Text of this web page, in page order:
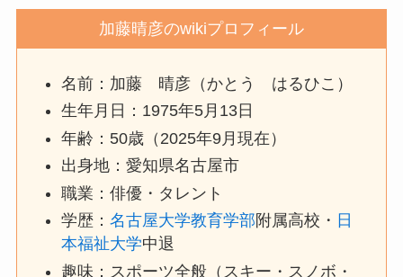
加藤晴彦のwikiプロフィール
名前：加藤 晴彦（かとう はるひこ）
生年月日：1975年5月13日
年齢：50歳（2025年9月現在）
出身地：愛知県名古屋市
職業：俳優・タレント
学歴：名古屋大学教育学部 附属高校・ 日
本福祉大学中退
趣味：スポーツ全般（スキー・スノボ・